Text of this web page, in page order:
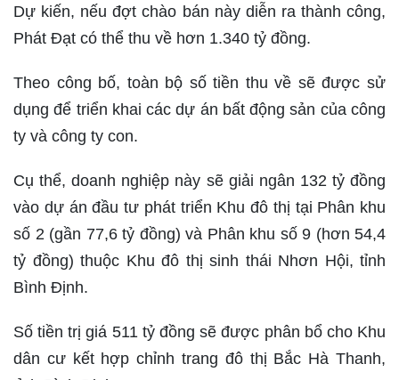
Dự kiến, nếu đợt chào bán này diễn ra thành công,
Phát Đạt có thể thu về hơn 1.340 tỷ đồng.
Theo công bố, toàn bộ số tiền thu về sẽ được sử
dụng để triển khai các dự án bất động sản của công
ty và công ty con.
Cụ thể, doanh nghiệp này sẽ giải ngân 132 tỷ đồng
vào dự án đầu tư phát triển Khu đô thị tại Phân khu
số 2 (gần 77,6 tỷ đồng) và Phân khu số 9 (hơn 54,4
tỷ đồng) thuộc Khu đô thị sinh thái Nhơn Hội, tỉnh
Bình Định.
Số tiền trị giá 511 tỷ đồng sẽ được phân bổ cho Khu
dân cư kết hợp chỉnh trang đô thị Bắc Hà Thanh,